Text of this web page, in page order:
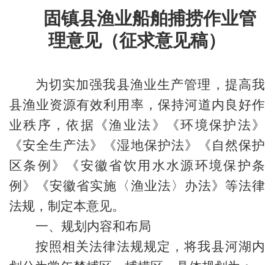
固镇县渔业船舶捕捞作业管
理意见（征求意见稿）
为切实加强我县渔业生产管理，提高我
县渔业资源有效利用率，保持河道内良好作
业秩序，依据《渔业法》《环境保护法》
《安全生产法》《湿地保护法》《自然保护
区条例》《安徽省饮用水水源环境保护条
例》《安徽省实施〈渔业法〉办法》等法律
法规，制定本意见。
一、规划内容和布局
按照相关法律法规规定，将我县河湖内